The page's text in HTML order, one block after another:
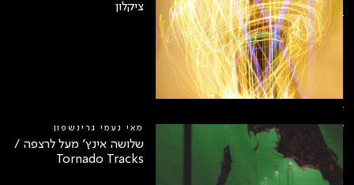
ציקלון
מאי נעמי גרינשפון
שלושה אינץ׳ מעל לרצפה /
Tornado Tracks